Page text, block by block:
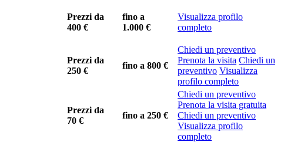
Prezzi da
400 €
fino a
1.000 €
Visualizza profilo
completo
Prezzi da
250 €
fino a 800 €
Chiedi un preventivo
Prenota la visita Chiedi un
preventivo Visualizza
profilo completo
Prezzi da
70 €
fino a 250 €
Chiedi un preventivo
Prenota la visita gratuita
Chiedi un preventivo
Visualizza profilo
completo